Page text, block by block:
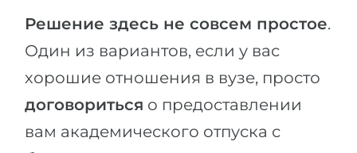
Решение здесь не совсем простое.
Один из вариантов, если у вас
хорошие отношения в вузе, просто
договориться о предоставлении
вам академического отпуска с